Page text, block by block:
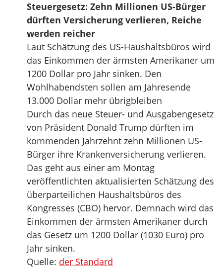
Steuergesetz: Zehn Millionen US-Bürger
dürften Versicherung verlieren, Reiche
werden reicher
Laut Schätzung des US-Haushaltsbüros wird
das Einkommen der ärmsten Amerikaner um
1200 Dollar pro Jahr sinken. Den
Wohlhabendsten sollen am Jahresende
13.000 Dollar mehr übrigbleiben
Durch das neue Steuer- und Ausgabengesetz
von Präsident Donald Trump dürften im
kommenden Jahrzehnt zehn Millionen US-
Bürger ihre Krankenversicherung verlieren.
Das geht aus einer am Montag
veröffentlichten aktualisierten Schätzung des
überparteilichen Haushaltsbüros des
Kongresses (CBO) hervor. Demnach wird das
Einkommen der ärmsten Amerikaner durch
das Gesetz um 1200 Dollar (1030 Euro) pro
Jahr sinken.
Quelle: der Standard